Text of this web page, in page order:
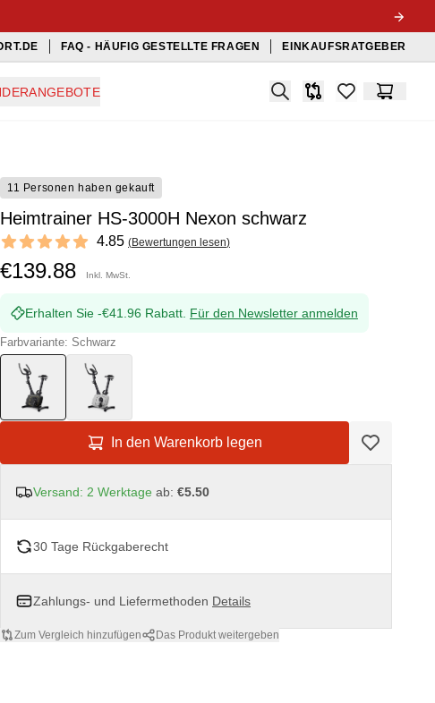
FAQ - HÄUFIG GESTELLTE FRAGEN EINKAUFSRATGEBER
Search
Produkt-items in
11 Personen haben gekauft
Heimtrainer HS-3000H Nexon schwarz
Reviews
4.85 out of 5 stars 4.85 (Bewertungen lesen)
€139.88 Inkl. MwSt.
Erhalten Sie -€41.96 Rabatt. Für den Newsletter anmelden
Farbvariante: Schwarz
In den Warenkorb legen
Versand: 2 Werktage ab: €5.50
30 Tage Rückgaberecht
Zahlungs- und Liefermethoden Details
Zum Vergleich hinzufügen Das Produkt weitergeben